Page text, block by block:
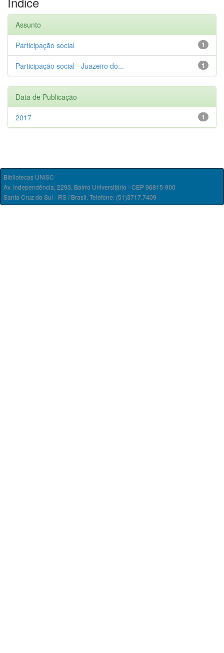
Assunto
1
Participação social
1
Participação social - Juazeiro do...
Data de Publicação
1
2017
Bibliotecas UNISC
Av. Independência, 2293, Bairro Universitário - CEP 96815-900
Santa Cruz do Sul - RS / Brasil. Telefone: (51)3717.7409